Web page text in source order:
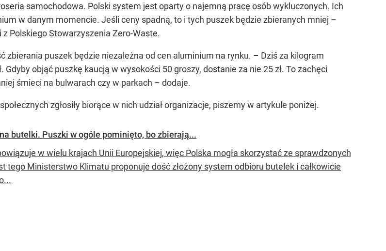
samochodowa. Polski system jest oparty o najemną pracę osób wykluczonych. Ich
w danym momencie. Jeśli ceny spadną, to i tych puszek będzie zbieranych mniej –
z Polskiego Stowarzyszenia Zero-Waste.
zbierania puszek będzie niezależna od cen aluminium na rynku. – Dziś za kilogram
Gdyby objąć puszkę kaucją w wysokości 50 groszy, dostanie za nie 25 zł. To zachęci
śmieci na bulwarach czy w parkach – dodaje.
zgłosiły biorące w nich udział organizacje, piszemy w artykule poniżej.
butelki. Puszki w ogóle pominięto, bo zbierają...
w wielu krajach Unii Europejskiej, więc Polska mogła skorzystać ze sprawdzonych
tego Ministerstwo Klimatu proponuje dość złożony system odbioru butelek i całkowicie